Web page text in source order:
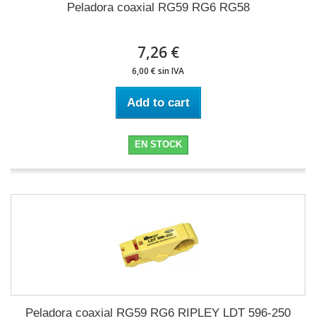
Peladora coaxial RG59 RG6 RG58
7,26 €
6,00 € sin IVA
Add to cart
EN STOCK
Peladora coaxial RG59 RG6 RIPLEY LDT 596-250